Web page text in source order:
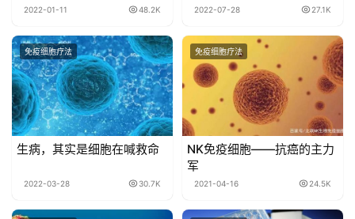
2022-01-11 48.2K 2022-07-28 27.1K
免疫细胞疗法
生病，其实是细胞在喊救命
2022-03-28 30.7K
免疫细胞疗法
NK免疫细胞——抗癌的主力
军
2021-04-16 24.5K